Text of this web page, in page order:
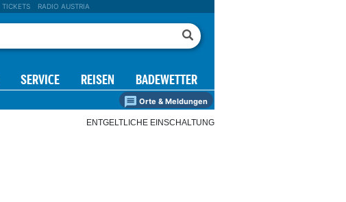
TICKETS RADIO AUSTRIA
SERVICE REISEN BADEWETTER
Orte & Meldungen
ENTGELTLICHE EINSCHALTUNG